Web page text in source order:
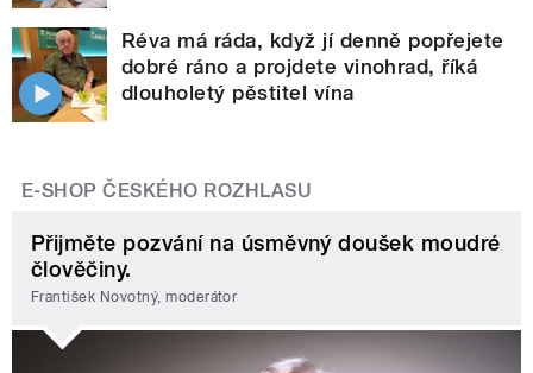
Réva má ráda, když jí denně popřejete
dobré ráno a projdete vinohrad, říká
dlouholetý pěstitel vína
E-SHOP ČESKÉHO ROZHLASU
Přijměte pozvání na úsměvný doušek moudré
člověčiny.
František Novotný, moderátor